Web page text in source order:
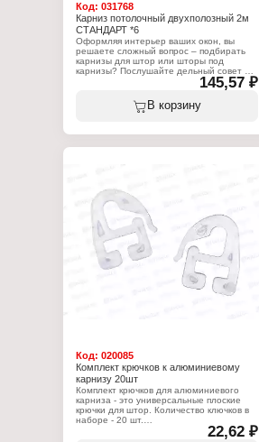
Код: 031768
Карниз потолочный двухполозный 2м
СТАНДАРТ *6
Оформляя интерьер ваших окон, вы
решаете сложный вопрос – подбирать
карнизы для штор или шторы под
карнизы? Послушайте дельный совет –
карнизы для штор необходимо
приобретать после того, как вы
определились с типом штор и их
собственным весом. Но только после
известна длина карниза и высота его
Характеристики:
Серия: "Стандарт"
Тип товара: Карниз
Назначение: для штор
Вариация: двухполозный
Способ крепления: потолочный
Комплектация: 30 крючков, 4 стопора
Длина: 2 м
145,57 ₽
В корзину
Код: 020085
Комплект крючков к алюминиевому
карнизу 20шт
Комплект крючков для алюминиевого
карниза - это универсальные плоские
крючки для штор. Количество ключков в
наборе - 20 шт.
22,62 ₽